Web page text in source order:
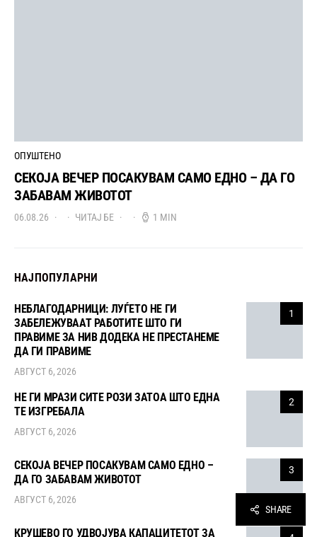
ОПУШТЕНО
СЕКОЈА ВЕЧЕР ПОСАКУВАМ САМО ЕДНО – ДА ГО
ЗАБАВАМ ЖИВОТОТ
06.08.26 ЧИТАЈ БЕ 1 MIN
НАЈПОПУЛАРНИ
1
НЕБЛАГОДАРНИЦИ: ЛУЃЕТО НЕ ГИ
ЗАБЕЛЕЖУВААТ РАБОТИТЕ ШТО ГИ
ПРАВИМЕ ЗА НИВ ДОДЕКА НЕ ПРЕСТАНЕМЕ
ДА ГИ ПРАВИМЕ
АВГУСТ 6, 2026
2
НЕ ГИ МРАЗИ СИТЕ РОЗИ ЗАТОА ШТО ЕДНА
ТЕ ИЗГРЕБАЛА
АВГУСТ 6, 2026
3
СЕКОЈА ВЕЧЕР ПОСАКУВАМ САМО ЕДНО –
ДА ГО ЗАБАВАМ ЖИВОТОТ
АВГУСТ 6, 2026
КРУШЕВО ГО УДВОЈУВА КАПАЦИТЕТОТ ЗА
SHARE